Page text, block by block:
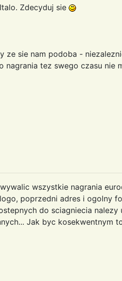
Zdecyduj sie
ze sie nam podoba -
nagrania tez swego czasu nie
wszystkie nagrania
poprzedni adres i ogolny
do sciagniecia nalezy
Jak byc kosekwentnym